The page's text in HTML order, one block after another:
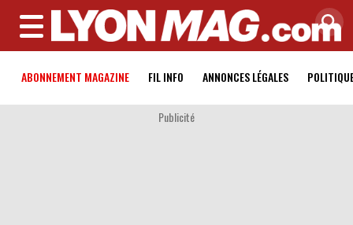
MENU
ABONNEMENT MAGAZINE FIL INFO ANNONCES LÉGALES
Publicité